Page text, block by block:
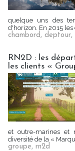
quelque uns des
d'horizon. En 2015
chambord, deptour,
RN2D : les
les clients «
et outre-marines et
diversité de la «
groupe, rn2d